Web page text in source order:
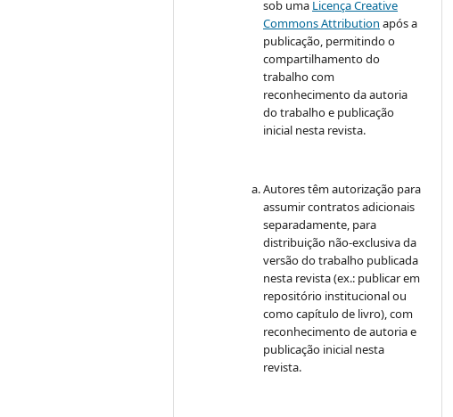
sob uma Licença Creative
Commons Attribution após a
publicação, permitindo o
compartilhamento do
trabalho com
reconhecimento da autoria
do trabalho e publicação
inicial nesta revista.
Autores têm autorização para
assumir contratos adicionais
separadamente, para
distribuição não-exclusiva da
versão do trabalho publicada
nesta revista (ex.: publicar em
repositório institucional ou
como capítulo de livro), com
reconhecimento de autoria e
publicação inicial nesta
revista.